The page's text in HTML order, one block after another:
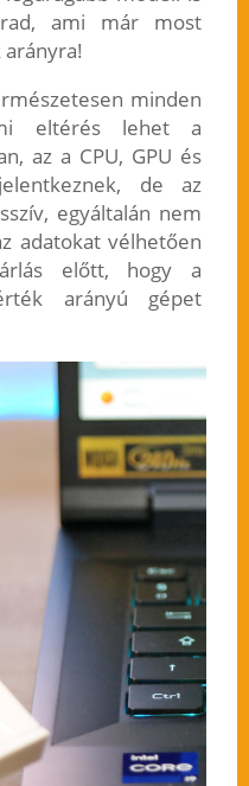
ami már most
minden
eltérés lehet a
az a CPU, GPU és
de az
egyáltalán nem
adatokat vélhetően
előtt, hogy a
arányú gépet